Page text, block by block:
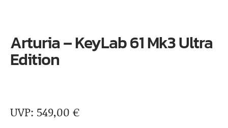
Arturia – KeyLab 61 Mk3 Ultra
Edition
549,00 €